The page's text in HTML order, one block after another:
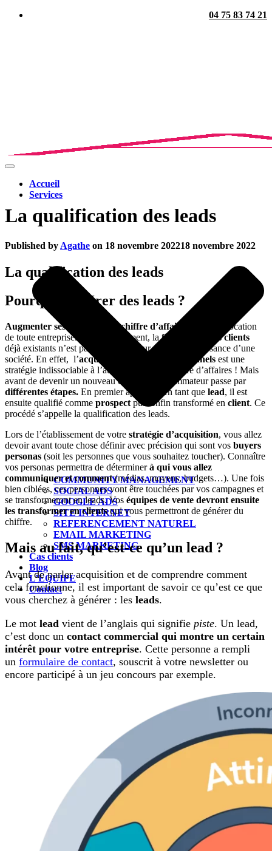
04 75 83 74 21
Ouvrir/fermer
navigationAccueil
Services
COMMUNITY MANAGEMENT
SOCIAL ADS
GOOGLE ADS
SITE INTERNET
REFERENCEMENT NATUREL
EMAIL MARKETING
SMS MARKETING
Cas clients
Blog
L’ÉQUIPE
Contact
La qualification des leads
Published by Agathe on 18 novembre 202218 novembre 2022
La qualification des leads
Pourquoi générer des leads ?
Augmenter ses ventes et sonchiffre d’affaires
, voilà la vocation
de toute entreprise. Malheureusement, lafidélisation des clients
déjà existants n’est pas suffisante pour assurer la croissance d’une
société. En effet, l’acquisition de clients additionnels est une
stratégie indissociable à l’augmentation du chiffre d’affaires ! Mais
avant de devenir un nouveau client, le consommateur passe par
différentes étapes. En premier approché en tant que lead, il est
ensuite qualifié comme prospect puis enfin transformé en client. Ce
procédé s’appelle la qualification des leads.
Lors de l’établissement de votre stratégie d’acquisition, vous allez
devoir avant toute chose définir avec précision qui sont vos buyers
personas (soit les personnes que vous souhaitez toucher). Connaître
vos personas permettra de déterminerà qui vous allez
communiquer et comment(médias, moyens, budgets…). Une fois
bien ciblées, ces personnes vont être touchées par vos campagnes et
se transformeront en leads. Vos équipes de vente devront ensuite
les transformer en clientsqui vous permettront de générer du
chiffre.
Mais au fait, qu’est-ce qu’un lead ?
Avant de parler acquisition et de comprendre comment
cela fonctionne, il est important de savoir ce qu’est ce que
vous cherchez à générer : les leads.
Le mot lead vient de l’anglais qui signifie piste. Un lead,
c’est donc un contact commercial qui montre un certain
intérêt pour votre entreprise. Cette personne a rempli
un formulaire de contact, souscrit à votre newsletter ou
encore participé à un jeu concours par exemple.